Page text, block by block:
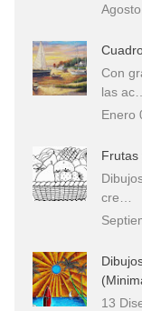
Con
las ac…
Enero
Frutas
cre…
13